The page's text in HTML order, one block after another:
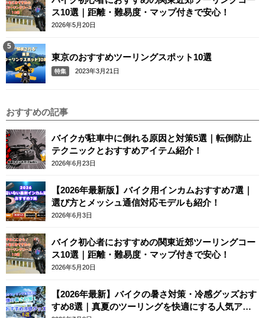
ス10選｜距離・難易度・マップ付きで安心！
2026年5月20日
東京のおすすめツーリングスポット10選
特集 2023年3月21日
おすすめの記事
バイクが駐車中に倒れる原因と対策5選｜転倒防止
テクニックとおすすめアイテム紹介！
2026年6月23日
【2026年最新版】バイク用インカムおすすめ7選｜
選び方とメッシュ通信対応モデルも紹介！
2026年6月3日
バイク初心者におすすめの関東近郊ツーリングコー
ス10選｜距離・難易度・マップ付きで安心！
2026年5月20日
【2026年最新】バイクの暑さ対策・冷感グッズおす
すめ8選｜真夏のツーリングを快適にする人気アイ